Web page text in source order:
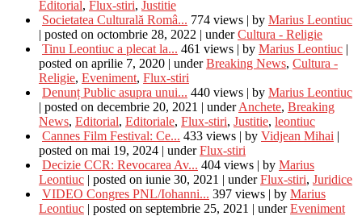
Editorial, Flux-stiri, Justitie
Societatea Culturală Româ... 774 views | by Marius Leontiuc
| posted on octombrie 28, 2022 | underCultura - Religie
Tinu Leontiuc a plecat la... 461 views | by Marius Leontiuc |
posted on aprilie 7, 2020 | underBreaking News, Cultura -
Religie, Eveniment, Flux-stiri
Denunț Public asupra unui... 440 views | by Marius Leontiuc
| posted on decembrie 20, 2021 | underAnchete, Breaking
News, Editorial, Editoriale, Flux-stiri, Justitie, leontiuc
Cannes Film Festival: Ce... 433 views | by Vidjean Mihai |
posted on mai 19, 2024 | underFlux-stiri
Decizie CCR: Revocarea Av... 404 views | by Marius
Leontiuc | posted on iunie 30, 2021 | underFlux-stiri, Juridice
VIDEO Congres PNL/Iohanni... 397 views | by Marius
Leontiuc | posted on septembrie 25, 2021 | underEveniment